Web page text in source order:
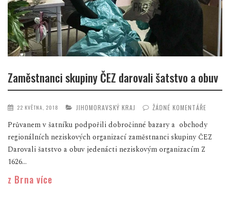
Zaměstnanci skupiny ČEZ darovali šatstvo a obuv
22 KVĚTNA, 2018 JIHOMORAVSKÝ KRAJ ŽÁDNÉ KOMENTÁŘE
Průvanem v šatníku podpořili dobročinné bazary a obchody
regionálních neziskových organizací zaměstnanci skupiny ČEZ
Darovali šatstvo a obuv jedenácti neziskovým organizacím Z
1626...
z Brna více